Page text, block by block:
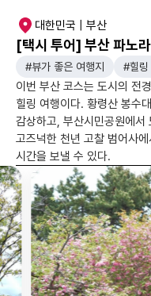
대한민국 | 부산
[택시 투어] 부산 파노
#뷰가 좋은 여행지 #힐링
이번 부산 코스는 도시의 전
힐링 여행이다. 황령산 봉수
감상하고, 부산시민공원에서
고즈넉한 천년 고찰 범어사
시간을 보낼 수 있다.